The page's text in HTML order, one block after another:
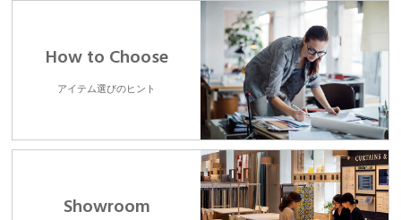
How to Choose
アイテム選びのヒント
Showroom